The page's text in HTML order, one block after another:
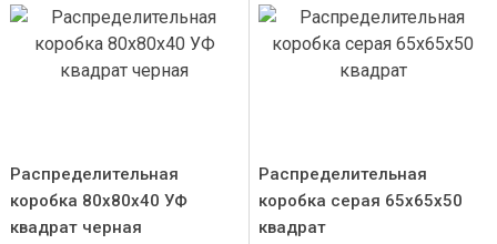
Распределительная
коробка 80x80x40 УФ
квадрат черная
Распределительная
коробка серая 65x65x50
квадрат